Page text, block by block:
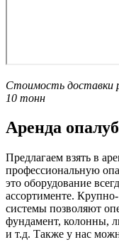
Стоимость доставки
10 тонн
Аренда
Предлагаем взять в
профессиональную
это оборудование
ассортименте.
системы позволяют
фундамент, колонны,
и т.д. Также у нас